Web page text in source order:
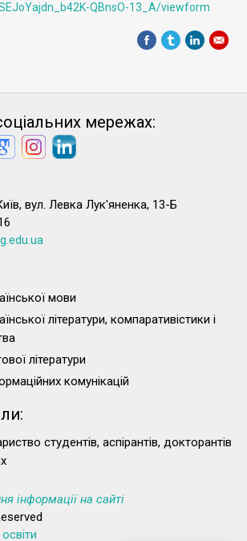
QBnsO-13_A/viewform
мережах:
вул. Левка Лук'яненка, 13-Б
мови
літератури, компаративістики і
літератури
комунікацій
студентів, аспірантів, докторантів
інформації на сайті